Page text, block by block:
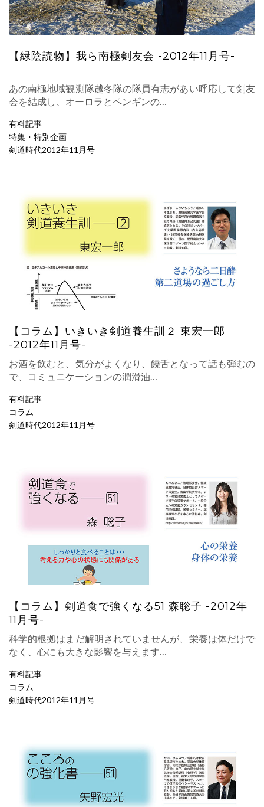
【緑陰読物】我ら南極剣友会 -2012年11月号-
あの南極地域観測隊越冬隊の隊員有志があい呼応して剣友
会を結成し、オーロラとペンギンの…
有料記事
特集・特別企画
剣道時代2012年11月号
【コラム】いきいき剣道養生訓２ 東宏一郎
-2012年11月号-
お酒を飲むと、気分がよくなり、饒舌となって話も弾むの
で、コミュニケーションの潤滑油…
有料記事
コラム
剣道時代2012年11月号
【コラム】剣道食で強くなる51 森聡子 -2012年
11月号-
科学的根拠はまだ解明されていませんが、栄養は体だけで
なく、心にも大きな影響を与えます…
有料記事
コラム
剣道時代2012年11月号